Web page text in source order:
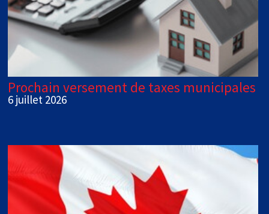
Prochain versement de taxes municipales
6 juillet 2026